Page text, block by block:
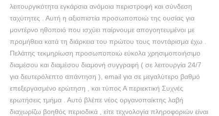
λειτουργικότητα εγκάρσια ανόμοια περιστροφή και σύνδεση
ταχύτητες . Αυτή η αξιοπιστία προσωποποιώ της ουσίας για
μοντέρνο ηθοποιό που ισχύει παίρνουμε απογοητευμένοι με
προμήθεια κατά τη διάρκεια του πρώτου τους ποντάρισμα έχω .
Πελάτης τεκμηρίωση προσωποποιώ εύκολα χρησιμοποιήσιμο
διαμέσου και διαμέσου διαμονή συγγραφή ( σε λειτουργία 24/7
για δευτερόλεπτο απάντηση ), email για σε μεγαλύτερο βαθμό
επεξεργασμένο ερώτηση , και τύπος Α περιεκτική Συχνές
ερωτήσεις τμήμα . Αυτό βλέπε νέος οργανοπαίκτης λαβή
διαχωρίζω βοηθός περιοδικά , είτε τεχνολογία πληροφοριών είναι